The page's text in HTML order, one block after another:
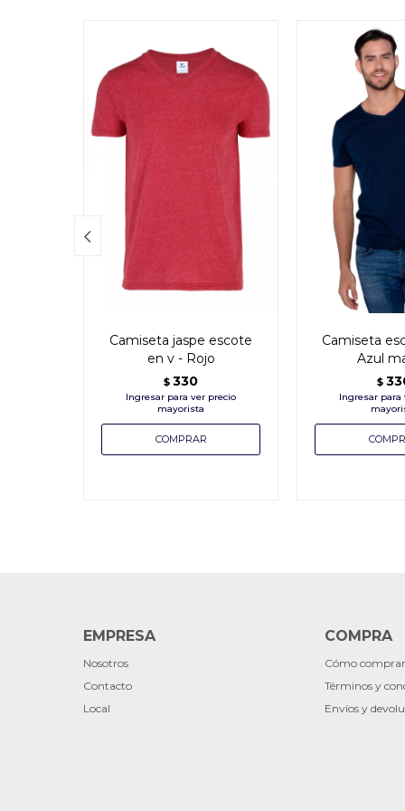
Camiseta jaspe escote
en v - Rojo
$ 330
Camiseta
Azul
$

EMPRESA
Nosotros
Contacto
Local
COMPRA
Cómo comprar
Términos y
Envíos y